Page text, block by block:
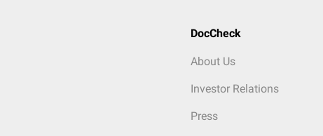
DocCheck
About Us
Investor Relations
Press